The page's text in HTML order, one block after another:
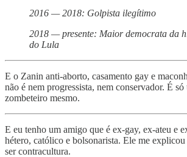
2016 — 2018: Golpista ilegítimo
2018 — presente: Maior democrata da
do Lula
E o Zanin anti-aborto, casamento gay e
não é nem progressista, nem conservador. É
zombeteiro mesmo.
E eu tenho um amigo que é ex-gay, ex-ateu e
hétero, católico e bolsonarista. Ele me
ser contracultura.